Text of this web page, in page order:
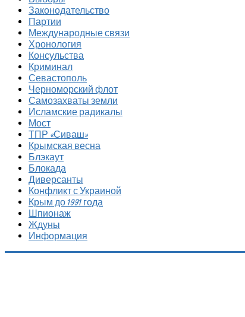
Законодательство
Партии
Международные связи
Хронология
Консульства
Криминал
Севастополь
Черноморский флот
Самозахваты земли
Исламские радикалы
Мост
ТПР «Сиваш»
Крымская весна
Блэкаут
Блокада
Диверсанты
Конфликт с Украиной
Крым до 1991 года
Шпионаж
Ждуны
Информация